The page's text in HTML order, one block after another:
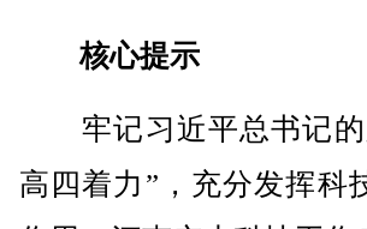
核心提示
牢记习近平总书记的
高四着力”，充分发挥科